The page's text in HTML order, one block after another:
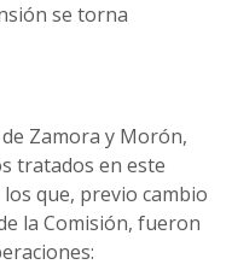
se torna
Zamora y Morón,
tratados en este
que, previo cambio
la Comisión, fueron